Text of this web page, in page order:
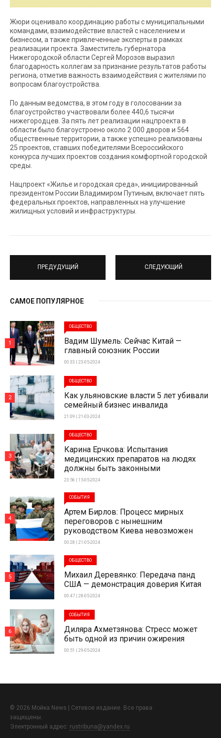
Жюри оценивало координацию работы с муниципальными
командами, взаимодействие властей с населением и
бизнесом, а также привлеченные эксперты в рамках
реализации проекта. Заместитель губернатора
Нижегородской области Сергей Морозов выразил
благодарность коллегам за признание результатов работы
региона, отметив важность взаимодействия с жителями по
вопросам благоустройства.
По данным ведомства, в этом году в голосовании за
благоустройство участвовали более 440,6 тысячи
нижегородцев. За пять лет реализации нацпроекта в
области было благоустроено около 2 000 дворов и 564
общественные территории, а также успешно реализованы
25 проектов, ставших победителями Всероссийского
конкурса лучших проектов создания комфортной городской
среды.
Нацпроект «Жилье и городская среда», инициированный
президентом России Владимиром Путиным, включает пять
федеральных проектов, направленных на улучшение
жилищных условий и инфраструктуры.
ПРЕДУДУЩИЙ СЛЕДУЮЩИЙ
САМОЕ ПОПУЛЯРНОЕ
ОБЩЕСТВО
Вадим Шумель: Сейчас Китай —
главный союзник России
00:33 | 23-05-2024
1
ОБЩЕСТВО
Как ульяновские власти 5 лет убивали
семейный бизнес инвалида
21:09 | 21-03-2024
2
ОБЩЕСТВО
Карина Ерчкова: Испытания
медицинских препаратов на людях
должны быть законными
23:56 | 15-05-2024
3
СОБЫТИЯ
Артем Бирлов: Процесс мирных
переговоров с нынешним
руководством Киева невозможен
00:28 | 21-05-2024
4
ОБЩЕСТВО
Михаил Деревянко: Передача панд
США — демонстрация доверия Китая
00:47 | 28-05-2024
5
СОБЫТИЯ
Диляра Ахметзянова: Стресс может
быть одной из причин ожирения
00:51 | 29-05-2024
6
© 2026 Мойка News | Сетевое издание. Все права
защищены.
Электронный адрес: rustribuna@yandex.ru